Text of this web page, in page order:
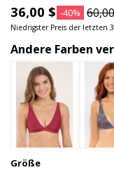
36,00 $ -40%
Niedrigster Preis der letzten
Andere Farben
Größe